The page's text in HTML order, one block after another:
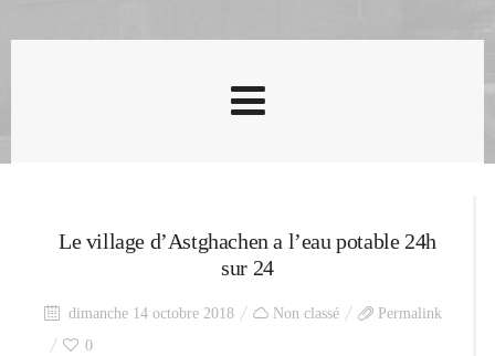
Le village d’Astghachen a l’eau potable 24h
sur 24
dimanche 14 octobre 2018 Non classé
Permalink
0